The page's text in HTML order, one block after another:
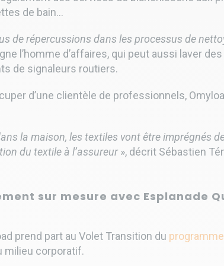
de bain…
de répercussions dans les processus de
l’homme d’affaires, qui peut aussi laver
de signaleurs routiers.
d’une clientèle de professionnels,
la maison, les textiles vont être imprégnés
du textile à l’assureur», décrit Sébastien
sur mesure avec Esplanade
prend part au Volet Transition du
milieu corporatif.